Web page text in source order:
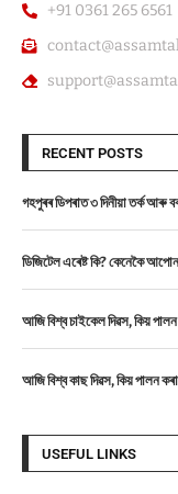
+91 0361 265 6561
RECENT POSTS
গহপুৰৰ ডিপৰাত ৩ দিনীয়া তৰ্ক আৰু
ডিজিটেল এৰেষ্ট কি? কেনেকৈ
আজি বিশ্ব চাইকেল দিৱস, কিয়
আজি বিশ্ব কাছ দিৱস, কিয় পালন
USEFUL LINKS